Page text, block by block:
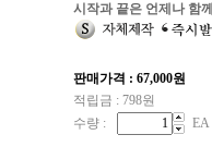
시작과 끝은 언제나 함께
판매가격 : 67,000원
적립금 : 798원
수량 :
EA